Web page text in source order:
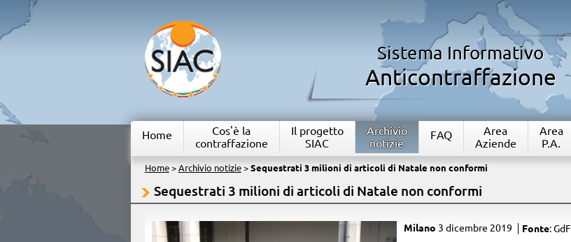
Sistema Informativo
Anticontraffazione
Home
Cos'è la
contraffazione
Il progetto
SIAC
Archivio
notizie
FAQ
Area
Aziende
Area
P.A.
Home> Archivio notizie> Sequestrati 3 milioni di articoli di Natale non conformi
Sequestrati 3 milioni di articoli di Natale non conformi
Milano 3 dicembre 2019 Fonte: GdF